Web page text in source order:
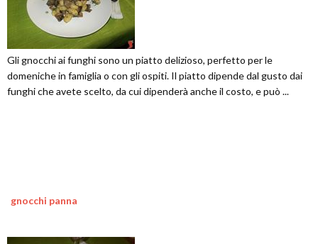
Gli gnocchi ai funghi sono un piatto delizioso, perfetto per le
domeniche in famiglia o con gli ospiti. Il piatto dipende dal gusto dai
funghi che avete scelto, da cui dipenderà anche il costo, e può ...
gnocchi panna